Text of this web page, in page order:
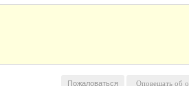
Пожаловаться